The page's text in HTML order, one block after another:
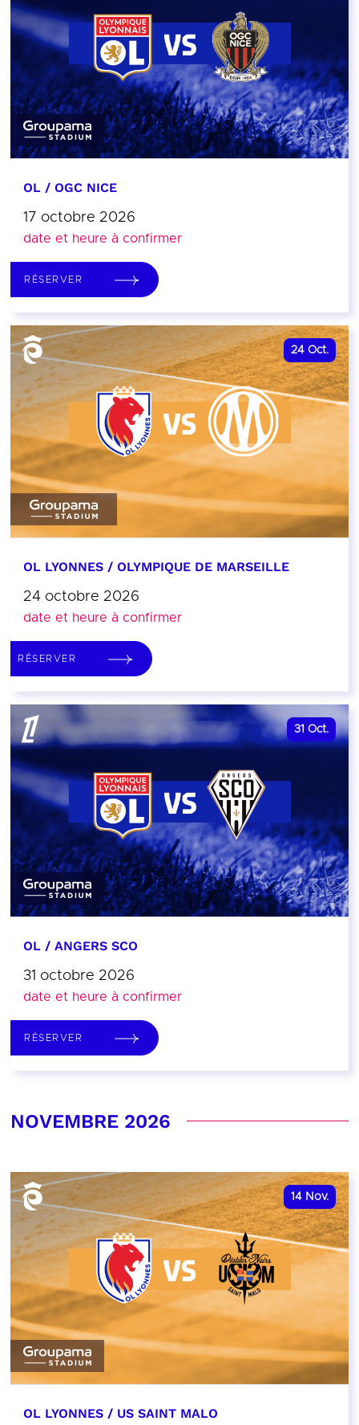
OL / OGC NICE
17 octobre 2026
date et heure à confirmer
RÉSERVER
24 Oct.
OL LYONNES / OLYMPIQUE DE MARSEILLE
24 octobre 2026
date et heure à confirmer
RÉSERVER
31 Oct.
OL / ANGERS SCO
31 octobre 2026
date et heure à confirmer
RÉSERVER
NOVEMBRE 2026
14 Nov.
OL LYONNES / US SAINT MALO